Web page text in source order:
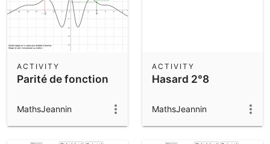
Parité de fonction
ACTIVITY
MathsJeannin
Hasard 2°8
ACTIVITY
MathsJeannin